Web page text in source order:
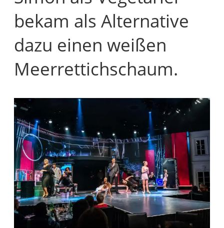
bekam als Alternative
dazu einen weißen
Meerrettichschaum.